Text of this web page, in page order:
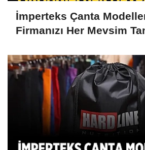
İmperteks Çanta
Firmanızı Her Mevsim